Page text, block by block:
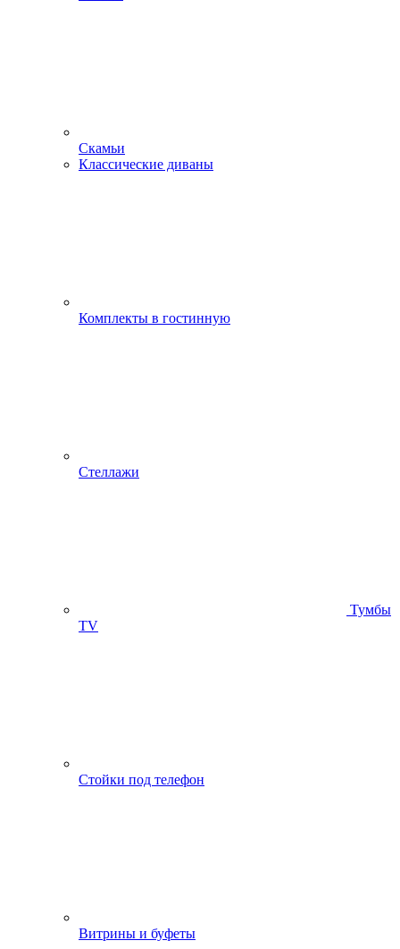
Скамьи
Классические диваны
Комплекты в гостинную
Стеллажи
Тумбы
ТV
Стойки под телефон
Витрины и буфеты